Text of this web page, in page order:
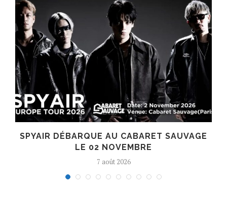
SPYAIR DÉBARQUE AU CABARET SAUVAGE
LE 02 NOVEMBRE
7 août 2026